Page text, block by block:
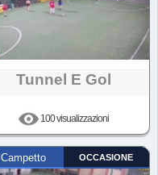
Tunnel E Gol
100 visualizzazioni
IlCampetto OCCASIONE